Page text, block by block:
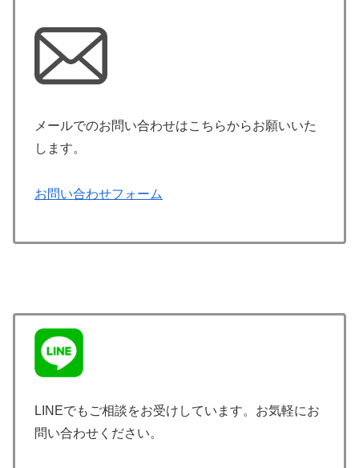
メールでのお問い合わせはこちらからお願いいた
します。
お問い合わせフォーム
LINEでもご相談をお受けしています。お気軽にお
問い合わせください。